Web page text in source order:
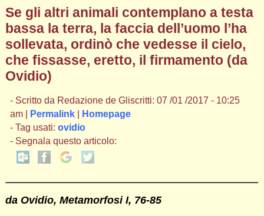
Se gli altri animali contemplano a testa
bassa la terra, la faccia dell’uomo l’ha
sollevata, ordinò che vedesse il cielo,
che fissasse, eretto, il firmamento (da
Ovidio)
- Scritto da Redazione de Gliscritti: 07 /01 /2017 - 10:25
am |
Permalink|
Homepage
- Tag usati: ovidio
- Segnala questo articolo:
da Ovidio, Metamorfosi I, 76-85